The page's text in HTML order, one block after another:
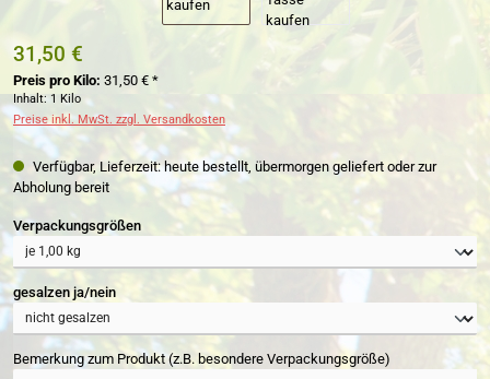
31,50 €
Preis pro Kilo: 31,50 € *
Inhalt: 1 Kilo
Preise inkl. MwSt. zzgl. Versandkosten
Verfügbar, Lieferzeit: heute bestellt, übermorgen geliefert oder zur
Abholung bereit
Verpackungsgrößenauswählen
gesalzen ja/neinauswählen
Bemerkung zum Produkt (z.B. besondere Verpackungsgröße)